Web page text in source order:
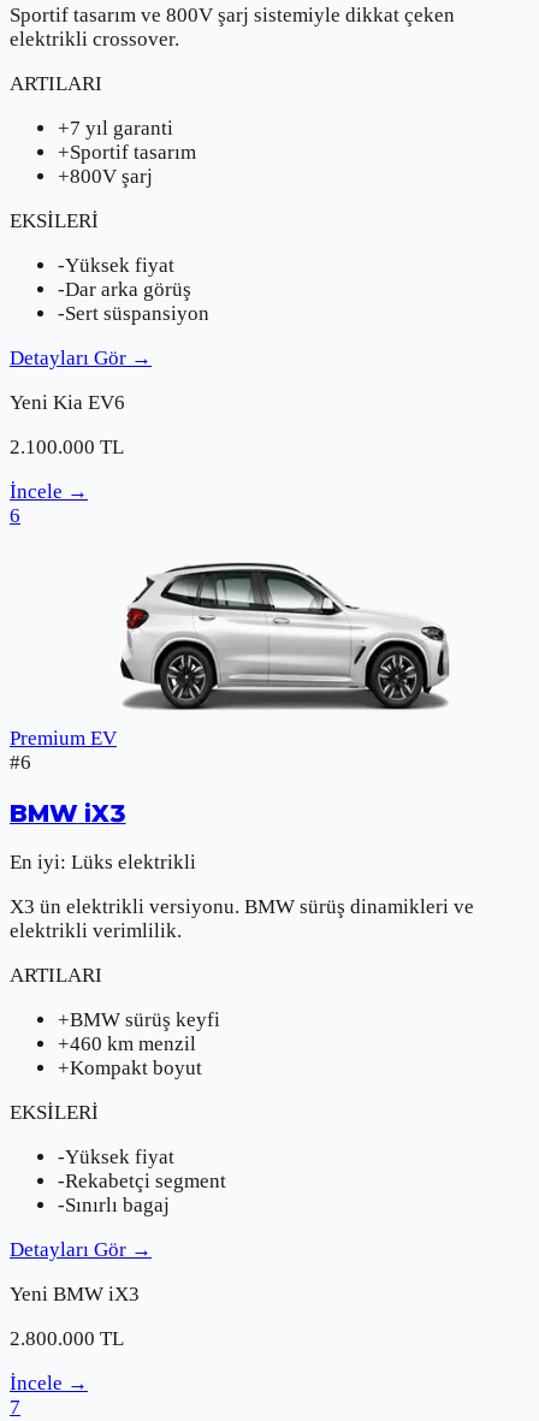
Sportif tasarım ve 800V şarj sistemiyle dikkat çeken
elektrikli crossover.
ARTILARI
+7 yıl garanti
+Sportif tasarım
+800V şarj
EKSİLERİ
-Yüksek fiyat
-Dar arka görüş
-Sert süspansiyon
Detayları Gör →
Yeni Kia EV6
2.100.000 TL
İncele →
6
Premium EV
#6
BMW iX3
En iyi: Lüks elektrikli
X3 ün elektrikli versiyonu. BMW sürüş dinamikleri ve
elektrikli verimlilik.
ARTILARI
+BMW sürüş keyfi
+460 km menzil
+Kompakt boyut
EKSİLERİ
-Yüksek fiyat
-Rekabetçi segment
-Sınırlı bagaj
Detayları Gör →
Yeni BMW iX3
2.800.000 TL
İncele →
7